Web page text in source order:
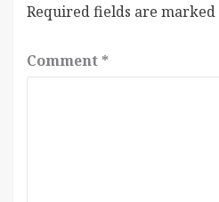
Required fields are marked
Comment *